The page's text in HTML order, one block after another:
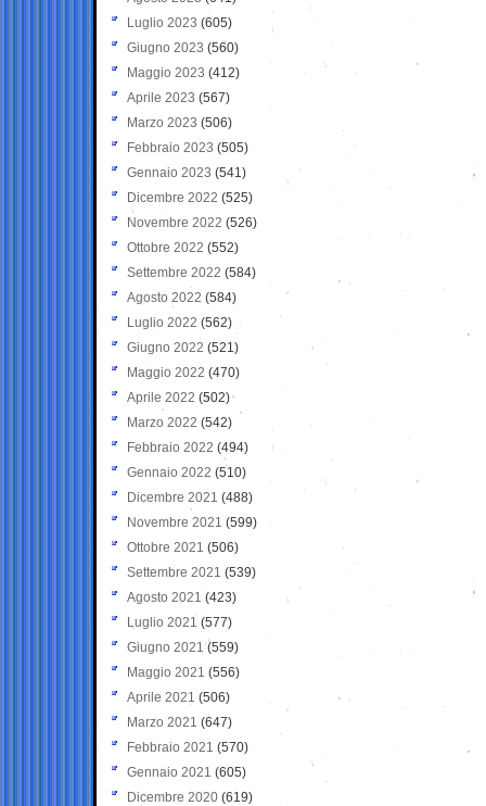
Luglio 2023 (605)
Giugno 2023 (560)
Maggio 2023 (412)
Aprile 2023 (567)
Marzo 2023 (506)
Febbraio 2023 (505)
Gennaio 2023 (541)
Dicembre 2022 (525)
Novembre 2022 (526)
Ottobre 2022 (552)
Settembre 2022 (584)
Agosto 2022 (584)
Luglio 2022 (562)
Giugno 2022 (521)
Maggio 2022 (470)
Aprile 2022 (502)
Marzo 2022 (542)
Febbraio 2022 (494)
Gennaio 2022 (510)
Dicembre 2021 (488)
Novembre 2021 (599)
Ottobre 2021 (506)
Settembre 2021 (539)
Agosto 2021 (423)
Luglio 2021 (577)
Giugno 2021(559)
Maggio 2021 (556)
Aprile 2021 (506)
Marzo 2021 (647)
Febbraio 2021 (570)
Gennaio 2021 (605)
Dicembre 2020 (619)